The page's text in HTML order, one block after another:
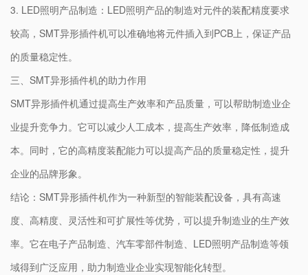
3. LED照明产品制造：LED照明产品的制造对元件的装配精度要求
较高，SMT异形插件机可以准确地将元件插入到PCB上，保证产品
的质量稳定性。
三、SMT异形插件机的助力作用
SMT异形插件机通过提高生产效率和产品质量，可以帮助制造业企
业提升竞争力。它可以减少人工成本，提高生产效率，降低制造成
本。同时，它的高精度装配能力可以提高产品的质量稳定性，提升
企业的品牌形象。
结论：SMT异形插件机作为一种新型的智能装配设备，具有高速
度、高精度、灵活性和可扩展性等优势，可以提升制造业的生产效
率。它在电子产品制造、汽车零部件制造、LED照明产品制造等领
域得到广泛应用，助力制造业企业实现智能化转型。